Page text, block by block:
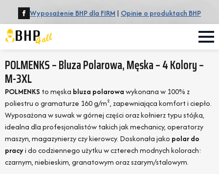
Wyposażenie BHP dla FIRM | Opinie o produktach BHP
POLMENKS – Bluza Polarowa, Męska – 4 Kolory –
M-3XL
POLMENKS to męska bluza polarowawykonana w 100% z
poliestru o gramaturze 160 g/m², zapewniająca komfort i ciepło.
Wyposażona w suwak w górnej części oraz kołnierz typu stójka,
idealna dla profesjonalistów takich jak mechanicy, operatorzy
maszyn, magazynierzy czy kierowcy. Doskonała jako polar do
pracyi do codziennego użytku w czterech modnych kolorach:
czarnym, niebieskim, granatowym oraz szarym/stalowym.